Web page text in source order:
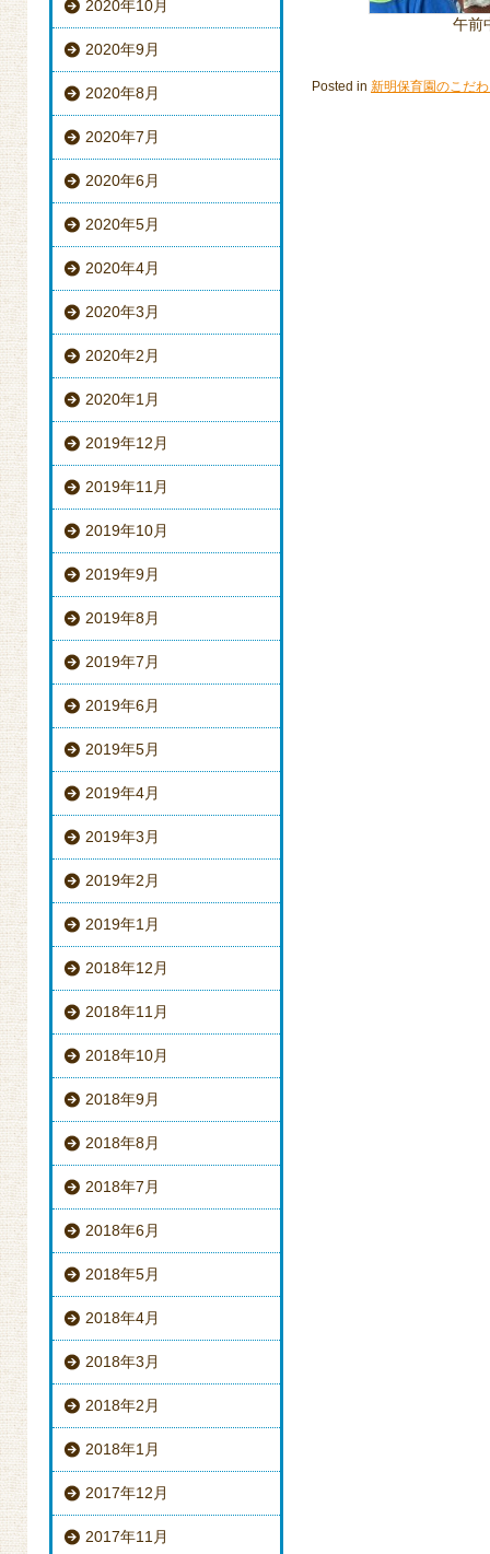
2020年10月
2020年9月
2020年8月
2020年7月
2020年6月
2020年5月
2020年4月
2020年3月
2020年2月
2020年1月
2019年12月
2019年11月
2019年10月
2019年9月
2019年8月
2019年7月
2019年6月
2019年5月
2019年4月
2019年3月
2019年2月
2019年1月
2018年12月
2018年11月
2018年10月
2018年9月
2018年8月
2018年7月
2018年6月
2018年5月
2018年4月
2018年3月
2018年2月
2018年1月
2017年12月
2017年11月
午前
Posted in 新明保育園のこだ